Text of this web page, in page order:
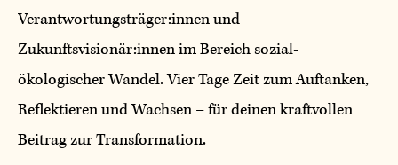
Verantwortungsträger:innen und
Zukunftsvisionär:innen im Bereich sozial-
ökologischer Wandel. Vier Tage Zeit zum Auftanken,
Reflektieren und Wachsen – für deinen kraftvollen
Beitrag zur Transformation.